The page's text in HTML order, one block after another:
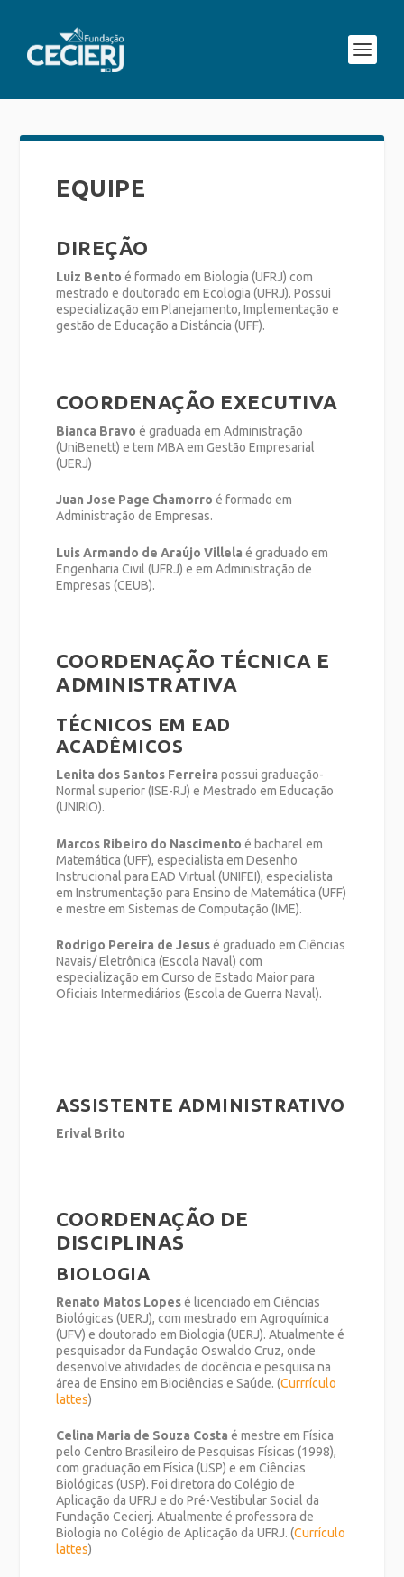
EQUIPE
DIREÇÃO
Luiz Bento é formado em Biologia (UFRJ) com
mestrado e doutorado em Ecologia (UFRJ). Possui
especialização em Planejamento, Implementação e
gestão de Educação a Distância (UFF).
COORDENAÇÃO EXECUTIVA
Bianca Bravo é graduada em Administração
(UniBenett) e tem MBA em Gestão Empresarial
(UERJ)
Juan Jose Page Chamorro é formado em
Administração de Empresas.
Luis Armando de Araújo Villela é graduado em
Engenharia Civil (UFRJ) e em Administração de
Empresas (CEUB).
COORDENAÇÃO TÉCNICA E
ADMINISTRATIVA
TÉCNICOS EM EAD
ACADÊMICOS
Lenita dos Santos Ferreira possui graduação-
Normal superior (ISE-RJ) e Mestrado em Educação
(UNIRIO).
Marcos Ribeiro do Nascimento é bacharel em
Matemática (UFF), especialista em Desenho
Instrucional para EAD Virtual (UNIFEI), especialista
em Instrumentação para Ensino de Matemática (UFF)
e mestre em Sistemas de Computação (IME).
Rodrigo Pereira de Jesusé graduado em Ciências
Navais/ Eletrônica (Escola Naval) com
especialização em Curso de Estado Maior para
Oficiais Intermediários (Escola de Guerra Naval).
ASSISTENTE ADMINISTRATIVO
Erival Brito
COORDENAÇÃO DE
DISCIPLINAS
BIOLOGIA
Renato Matos Lopesé licenciado em Ciências
Biológicas (UERJ), com mestrado em Agroquímica
(UFV) e doutorado em Biologia (UERJ). Atualmente é
pesquisador da Fundação Oswaldo Cruz, onde
desenvolve atividades de docência e pesquisa na
área de Ensino em Biociências e Saúde. (Currrículo
lattes)
Celina Maria de Souza Costa é mestre em Física
pelo Centro Brasileiro de Pesquisas Físicas (1998),
com graduação em Física (USP) e em Ciências
Biológicas (USP). Foi diretora do Colégio de
Aplicação da UFRJ e do Pré-Vestibular Social da
Fundação Cecierj. Atualmente é professora de
Biologia no Colégio de Aplicação da UFRJ. (Currículo
lattes)